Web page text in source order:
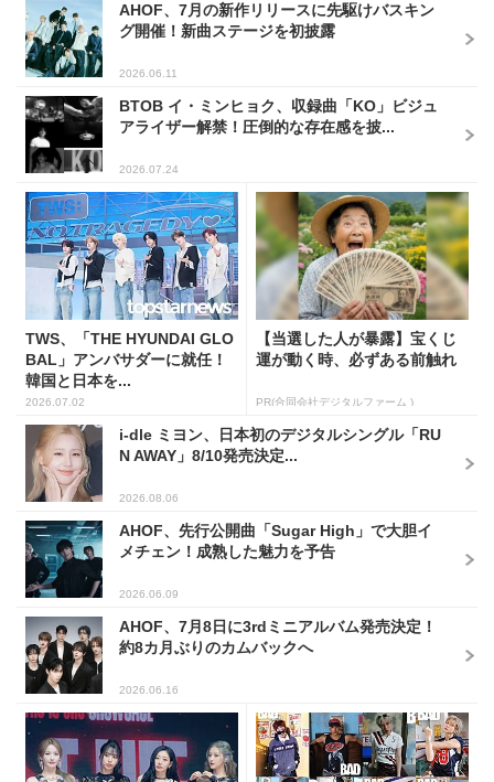
AHOF、7月の新作リリースに先駆けバスキン
グ開催！新曲ステージを初披露
2026.06.11
BTOB イ・ミンヒョク、収録曲「KO」ビジュ
アライザー解禁！圧倒的な存在感を披...
2026.07.24
TWS、「THE HYUNDAI GLO
BAL」アンバサダーに就任！
韓国と日本を...
2026.07.02
【当選した人が暴露】宝くじ
運が動く時、必ずある前触れ
PR(合同会社デジタルファーム )
i-dle ミヨン、日本初のデジタルシングル「RU
N AWAY」8/10発売決定...
2026.08.06
AHOF、先行公開曲「Sugar High」で大胆イ
メチェン！成熟した魅力を予告
2026.06.09
AHOF、7月8日に3rdミニアルバム発売決定！
約8カ月ぶりのカムバックへ
2026.06.16